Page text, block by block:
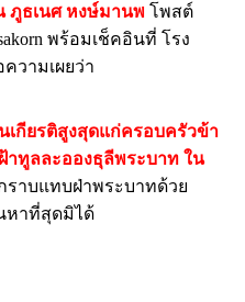
ภูธเนศ หงษ์มานพ โพสต์
พร้อมเช็คอินที่ โรง
วามเผยว่า
เกียรติสูงสุดแก่ครอบครัวข้า
าทูลละอองธุลีพระบาท ใน
ราบแทบฝ่าพระบาทด้วย
าที่สุดมิได้